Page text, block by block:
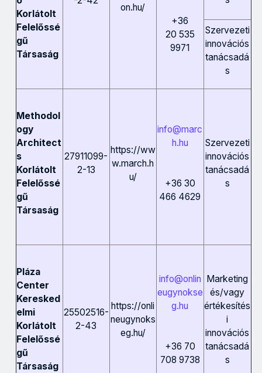
Korlátolt
Felelőssé
gű
Társaság
on.hu/
+36
20 535
9971
Szervezeti
innovációs
tanácsadá
s
Methodol
ogy
Architect
s
Korlátolt
Felelőssé
gű
Társaság
27911099-
2-13
https://ww
w.march.h
u/
info@marc
h.hu
+36 30
466 4629
Szervezeti
innovációs
tanácsadá
s
Pláza
Center
Keresked
elmi
Korlátolt
Felelőssé
gű
Társaság
25502516-
2-43
https://onli
neugynoks
eg.hu/
info@onlin
eugynokse
g.hu
+36 70
708 9738
Marketing
és/vagy
értékesítés
i
innovációs
tanácsadá
s